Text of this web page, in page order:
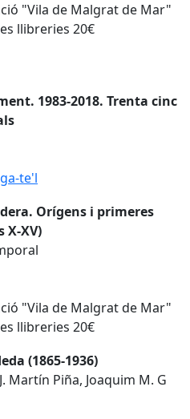
"Vila de Malgrat de Mar"
llibreries 20€
1983-2018. Trenta cinc
te'l
Orígens i primeres
X-XV)
"Vila de Malgrat de Mar"
llibreries 20€
(1865-1936)
Martín Piña, Joaquim M. G